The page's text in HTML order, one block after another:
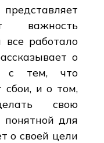
важность
все работало
о
с тем, что
сбои, и о том,
свою
для
о своей цели